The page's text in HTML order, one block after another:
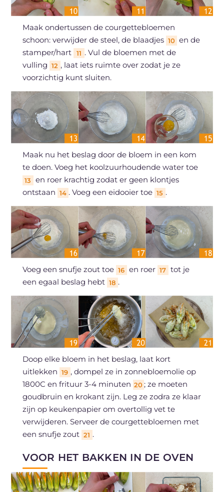
Maak ondertussen de courgettebloemen
schoon: verwijder de steel, de blaadjes 10 en de
stamper/hart
11 . Vul de bloemen met de
vulling 12 , laat iets ruimte over zodat je ze
voorzichtig kunt sluiten.
Maak nu het beslag door de bloem in een kom
te doen. Voeg het koolzuurhoudende water toe
13
en roer krachtig zodat er geen klontjes
ontstaan 14 . Voeg een eidooier toe 15 .
Voeg een snufje zout toe 16 en roer 17 tot je
een egaal beslag hebt 18 .
Doop elke bloem in het beslag, laat kort
uitlekken 19 , dompel ze in zonnebloemolie op
1800C en frituur 3-4 minuten 20 ; ze moeten
goudbruin en krokant zijn. Leg ze zodra ze klaar
zijn op keukenpapier om overtollig vet te
verwijderen. Serveer de courgettebloemen met
een snufje zout 21 .
VOOR HET BAKKEN IN DE OVEN